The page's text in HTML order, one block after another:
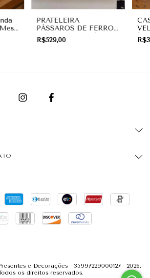
PRATELEIRA
PÁSSAROS DE FERRO
COM MADEIRA |
DECORAÇÃO DE
R$529,00
|
e Decorações - 35997229000127 - 2026.
os direitos reservados.